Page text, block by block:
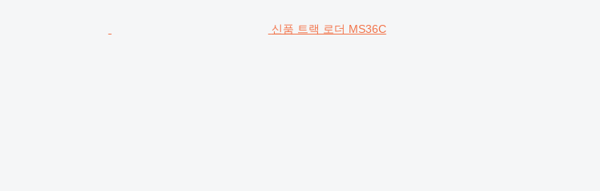
신품 트랙 로더 MS36C